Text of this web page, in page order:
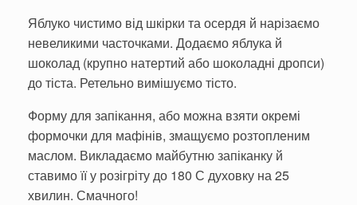
Яблуко чистимо від шкірки та осердя й нарізаємо
невеликими часточками. Додаємо яблука й
шоколад (крупно натертий або шоколадні дропси)
до тіста. Ретельно вимішуємо тісто.
Форму для запікання, або можна взяти окремі
формочки для мафінів, змащуємо розтопленим
маслом. Викладаємо майбутню запіканку й
ставимо її у розігріту до 180 С духовку на 25
хвилин. Смачного!